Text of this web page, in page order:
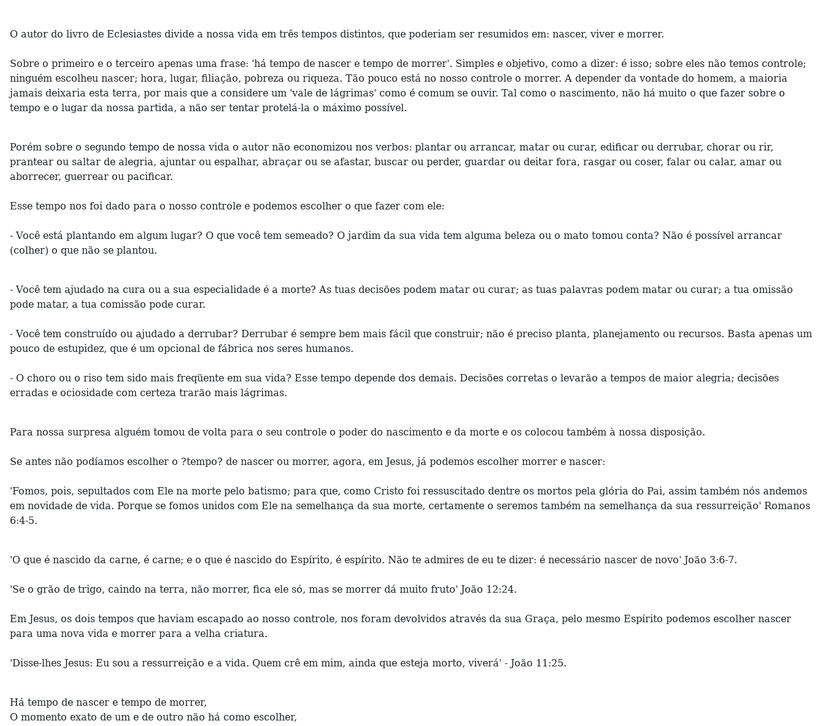
O autor do livro de Eclesiastes divide a nossa vida em três tempos distintos, que poderiam ser resumidos em: nascer, viver e morrer.
Sobre o primeiro e o terceiro apenas uma frase: 'há tempo de nascer e tempo de morrer'. Simples e objetivo, como a dizer: é isso; sobre eles não temos controle;
ninguém escolheu nascer; hora, lugar, filiação, pobreza ou riqueza. Tão pouco está no nosso controle o morrer. A depender da vontade do homem, a maioria
jamais deixaria esta terra, por mais que a considere um 'vale de lágrimas' como é comum se ouvir. Tal como o nascimento, não há muito o que fazer sobre o
tempo e o lugar da nossa partida, a não ser tentar protelá-la o máximo possível.
Porém sobre o segundo tempo de nossa vida o autor não economizou nos verbos: plantar ou arrancar, matar ou curar, edificar ou derrubar, chorar ou rir,
prantear ou saltar de alegria, ajuntar ou espalhar, abraçar ou se afastar, buscar ou perder, guardar ou deitar fora, rasgar ou coser, falar ou calar, amar ou
aborrecer, guerrear ou pacificar.
Esse tempo nos foi dado para o nosso controle e podemos escolher o que fazer com ele:
- Você está plantando em algum lugar? O que você tem semeado? O jardim da sua vida tem alguma beleza ou o mato tomou conta? Não é possível arrancar
(colher) o que não se plantou.
- Você tem ajudado na cura ou a sua especialidade é a morte? As tuas decisões podem matar ou curar; as tuas palavras podem matar ou curar; a tua omissão
pode matar, a tua comissão pode curar.
- Você tem construído ou ajudado a derrubar? Derrubar é sempre bem mais fácil que construir; não é preciso planta, planejamento ou recursos. Basta apenas um
pouco de estupidez, que é um opcional de fábrica nos seres humanos.
- O choro ou o riso tem sido mais freqüente em sua vida? Esse tempo depende dos demais. Decisões corretas o levarão a tempos de maior alegria; decisões
erradas e ociosidade com certeza trarão mais lágrimas.
Para nossa surpresa alguém tomou de volta para o seu controle o poder do nascimento e da morte e os colocou também à nossa disposição.
Se antes não podíamos escolher o ?tempo? de nascer ou morrer, agora, em Jesus, já podemos escolher morrer e nascer:
'Fomos, pois, sepultados com Ele na morte pelo batismo; para que, como Cristo foi ressuscitado dentre os mortos pela glória do Pai, assim também nós andemos
em novidade de vida. Porque se fomos unidos com Ele na semelhança da sua morte, certamente o seremos também na semelhança da sua ressurreição' Romanos
6:4-5.
'O que é nascido da carne, é carne; e o que é nascido do Espírito, é espírito. Não te admires de eu te dizer: é necessário nascer de novo' João 3:6-7.
'Se o grão de trigo, caindo na terra, não morrer, fica ele só, mas se morrer dá muito fruto' João 12:24.
Em Jesus, os dois tempos que haviam escapado ao nosso controle, nos foram devolvidos através da sua Graça, pelo mesmo Espírito podemos escolher nascer
para uma nova vida e morrer para a velha criatura.
'Disse-lhes Jesus: Eu sou a ressurreição e a vida. Quem crê em mim, ainda que esteja morto, viverá' - João 11:25.
Há tempo de nascer e tempo de morrer,
O momento exato de um e de outro não há como escolher,